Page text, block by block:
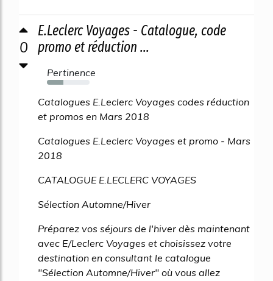
0
E.Leclerc Voyages - Catalogue, code
promo et réduction ...
Pertinence
39%
Catalogues E.Leclerc Voyages codes réduction
et promos en Mars 2018
Catalogues E.Leclerc Voyages et promo - Mars
2018
CATALOGUE E.LECLERC VOYAGES
Sélection Automne/Hiver
Préparez vos séjours de l'hiver dès maintenant
avec E/Leclerc Voyages et choisissez votre
destination en consultant le catalogue
"Sélection Automne/Hiver" où vous allez